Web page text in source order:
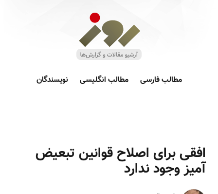
مطالب فارسی مطالب انگلیسی نویسندگان
افقی برای اصلاح قوانین تبعیض
آمیز وجود ندارد